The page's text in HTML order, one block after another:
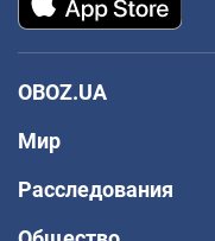
OBOZ.UA
Мир
Расследования